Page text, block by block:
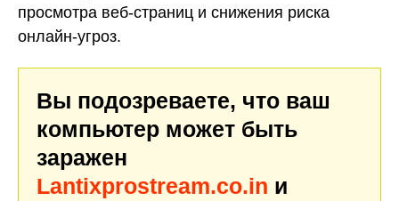
просмотра веб-страниц и снижения риска
онлайн-угроз.
Вы подозреваете, что ваш
компьютер может быть
заражен
Lantixprostream.co.in и